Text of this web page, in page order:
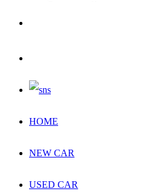
HOME
NEW CAR
USED CAR